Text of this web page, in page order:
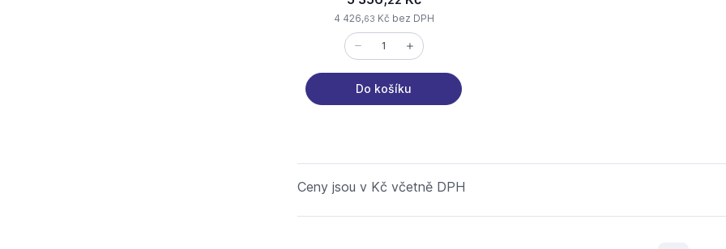
4 426,63 Kč bez DPH
Do košíku
Ceny jsou v Kč včetně DPH